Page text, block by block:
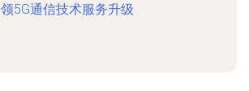
领5G通信技术服务升级